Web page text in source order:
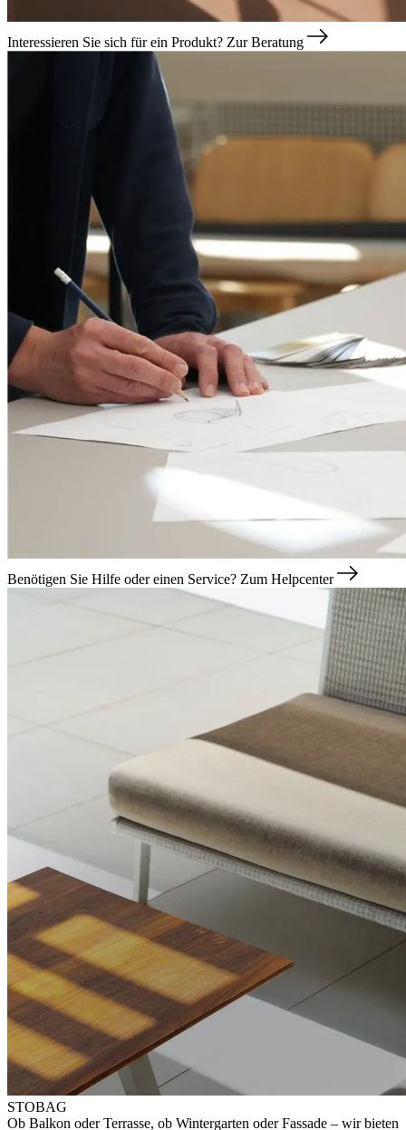
Interessieren Sie sich für ein Produkt? Zur Beratung
Benötigen Sie Hilfe oder einen Service? Zum Helpcenter
STOBAG
Ob Balkon oder Terrasse, ob Wintergarten oder Fassade – wir bieten